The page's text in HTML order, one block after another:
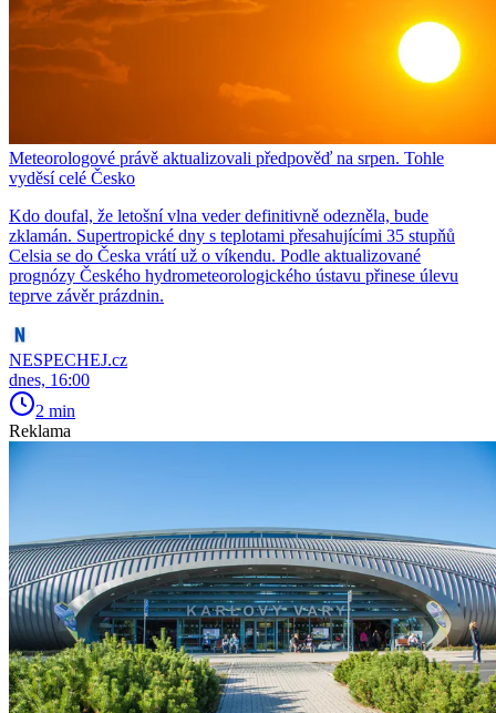
Meteorologové právě aktualizovali předpověď na srpen. Tohle
vyděsí celé Česko
Kdo doufal, že letošní vlna veder definitivně odezněla, bude
zklamán. Supertropické dny s teplotami přesahujícími 35 stupňů
Celsia se do Česka vrátí už o víkendu. Podle aktualizované
prognózy Českého hydrometeorologického ústavu přinese úlevu
teprve závěr prázdnin.
NESPECHEJ.cz
dnes, 16:00
2 min
Reklama